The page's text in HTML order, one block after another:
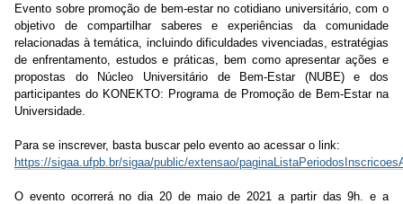
Evento sobre promoção de bem-estar no cotidiano universitário, com o
objetivo de compartilhar saberes e experiências da comunidade
relacionadas à temática, incluindo dificuldades vivenciadas, estratégias
de enfrentamento, estudos e práticas, bem como apresentar ações e
propostas do Núcleo Universitário de Bem-Estar (NUBE) e dos
participantes do KONEKTO: Programa de Promoção de Bem-Estar na
Universidade.
Para se inscrever, basta buscar pelo evento ao acessar o link:
https://sigaa.ufpb.br/sigaa/public/extensao/
O evento ocorrerá no dia 20 de maiode 2021 a partir das 9h. e a